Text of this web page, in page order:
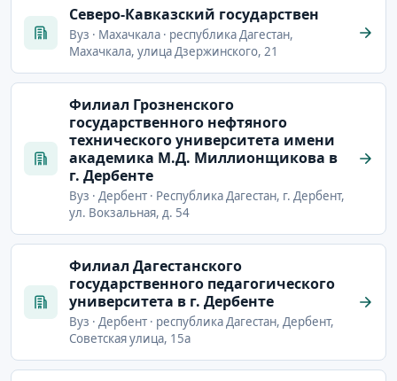
Северо-Кавказский государствен
Вуз · Махачкала · республика Дагестан,
Махачкала, улица Дзержинского, 21
Филиал Грозненского
государственного нефтяного
технического университета имени
академика М.Д. Миллионщикова в
г. Дербенте
Вуз · Дербент · Республика Дагестан, г. Дербент,
ул. Вокзальная, д. 54
Филиал Дагестанского
государственного педагогического
университета в г. Дербенте
Вуз · Дербент · республика Дагестан, Дербент,
Советская улица, 15а